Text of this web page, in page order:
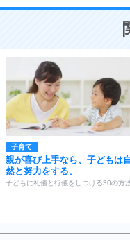
こと
子育て
親が喜び上手なら、子どもは
然と努力をする。
子どもに礼儀と行儀をしつける30の方